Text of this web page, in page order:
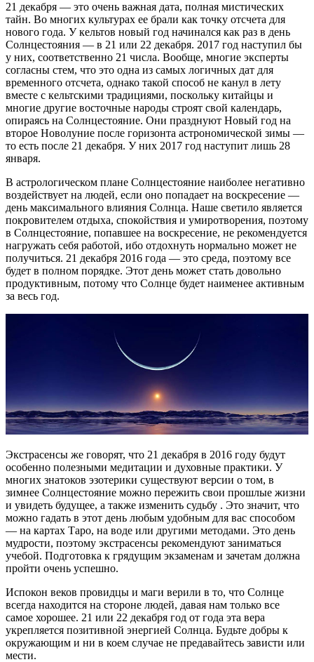
21 декабря — это очень важная дата, полная мистических
тайн. Во многих культурах ее брали как точку отсчета для
нового года. У кельтов новый год начинался как раз в день
Солнцестояния — в 21 или 22 декабря. 2017 год наступил бы
у них, соответственно 21 числа. Вообще, многие эксперты
согласны стем, что это одна из самых логичных дат для
временного отсчета, однако такой способ не канул в лету
вместе с кельтскими традициями, поскольку китайцы и
многие другие восточные народы строят свой календарь,
опираясь на Солнцестояние. Они празднуют Новый год на
второе Новолуние после горизонта астрономической зимы —
то есть после 21 декабря. У них 2017 год наступит лишь 28
января.
В астрологическом плане Солнцестояние наиболее негативно
воздействует на людей, если оно попадает на воскресение —
день максимального влияния Солнца. Наше светило является
покровителем отдыха, спокойствия и умиротворения, поэтому
в Солнцестояние, попавшее на воскресение, не рекомендуется
нагружать себя работой, ибо отдохнуть нормально может не
получиться. 21 декабря 2016 года — это среда, поэтому все
будет в полном порядке. Этот день может стать довольно
продуктивным, потому что Солнце будет наименее активным
за весь год.
Экстрасенсы же говорят, что 21 декабря в 2016 году будут
особенно полезными медитации и духовные практики. У
многих знатоков эзотерики существуют версии о том, в
зимнее Солнцестояние можно пережить свои прошлые жизни
и увидеть будущее, а также изменить судьбу . Это значит, что
можно гадать в этот день любым удобным для вас способом
— на картах Таро, на воде или другими методами. Это день
мудрости, поэтому экстрасенсы рекомендуют заниматься
учебой. Подготовка к грядущим экзаменам и зачетам должна
пройти очень успешно.
Испокон веков провидцы и маги верили в то, что Солнце
всегда находится на стороне людей, давая нам только все
самое хорошее. 21 или 22 декабря год от года эта вера
укрепляется позитивной энергией Солнца. Будьте добры к
окружающим и ни в коем случае не предавайтесь зависти или
мести.